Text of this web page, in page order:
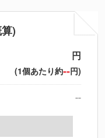
)
円
(1個あたり約--円)
--